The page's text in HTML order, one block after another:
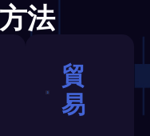
法
貿
易